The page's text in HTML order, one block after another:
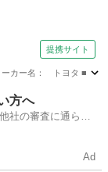
提携サイト
カー名： トヨタ ■
方へ
社の審査に通らな
Ad